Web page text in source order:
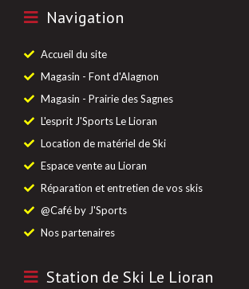
Navigation
Accueil du site
Magasin - Font d'Alagnon
Magasin - Prairie des Sagnes
L'esprit J'Sports Le Lioran
Location de matériel de Ski
Espace vente au Lioran
Réparation et entretien de vos skis
@Café by J'Sports
Nos partenaires
Station de Ski Le Lioran